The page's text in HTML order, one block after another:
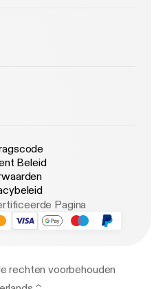
Beleid
Pagina
rechten voorbehouden